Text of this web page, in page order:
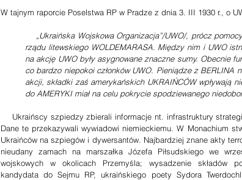
W tajnym raporcie Poselstwa RP w Pradze z dnia 3. III 1930 r., o
„Ukraińska Wojskowa Organizacja”/UWO/, prócz
rządu litewskiego WOLDEMARASA. Między nim i UWO
na akcję UWO były asygnowane znaczne sumy. Obecnie
co bardzo niepokoi członków UWO. Pieniądze z BERLINA
akcji, składki zaś amerykańskich UKRAIŃCÓW wpływają
do AMERYKI miał na celu pokrycie spodziewanego
Ukraińscy szpiedzy zbierali informacje nt. infrastruktury
Dane te przekazywali wywiadowi niemieckiemu. W Monachium
Ukraińców na szpiegów i dywersantów. Najbardziej znane akty
nieudany zamach na marszałka Józefa Piłsudskiego we
wojskowych w okolicach Przemyśla; wysadzenie składów
kandydata do Sejmu RP, ukraińskiego poety Sydora